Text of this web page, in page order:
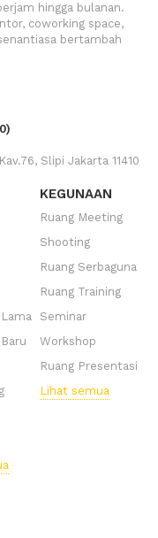
hingga bulanan.
coworking space,
bertambah
Slipi Jakarta 11410
KEGUNAAN
Ruang Meeting
Shooting
Ruang Serbaguna
Ruang Training
Seminar
Workshop
Ruang Presentasi
Lihat semua